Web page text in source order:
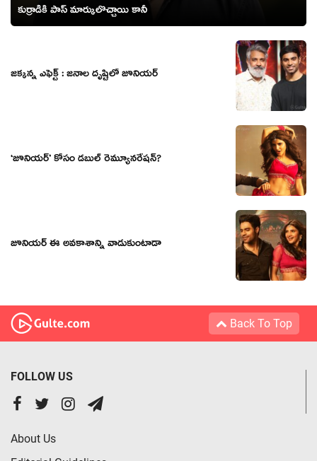
కుర్రాడికి పాస్ మార్కులొచ్చాయి కానీ
జక్కన్న ఎఫెక్ట్ : జనాల దృష్టిలో జూనియర్
‘జూనియర్’ కోసం డబుల్ రెమ్యూనరేషన్?
జూనియర్ ఈ అవకాశాన్ని వాడుకుంటాడా
Back To Top
FOLLOW US
About Us